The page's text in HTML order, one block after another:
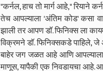
"कर्नल, हाच तो मार्ग आहे," रियाने
तेच आपल्याला 'अंतिम कोड' कसा
झाली तर आपण डॉ. फिनिक्स ला
विक्रमने डॉ. फिनिक्सकडे पाहिले, जे
बाहेर जग जळत आहे आणि आपल्याला
माणूस, यापैकी एक निवडायचा आहे.